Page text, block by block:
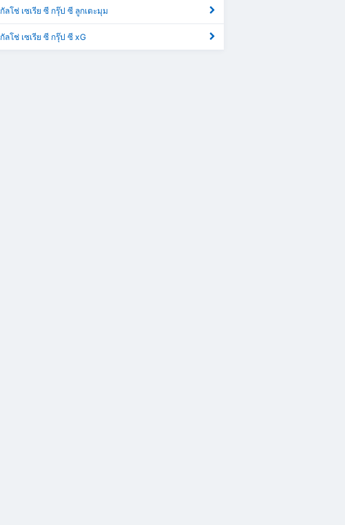
กัลโช่ เซเรีย ซี กรุ๊ป ซี ลูกเตะมุม
กัลโช่ เซเรีย ซี กรุ๊ป ซี xG